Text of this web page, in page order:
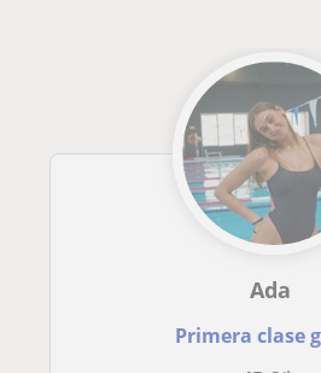
Ada
Primera clase